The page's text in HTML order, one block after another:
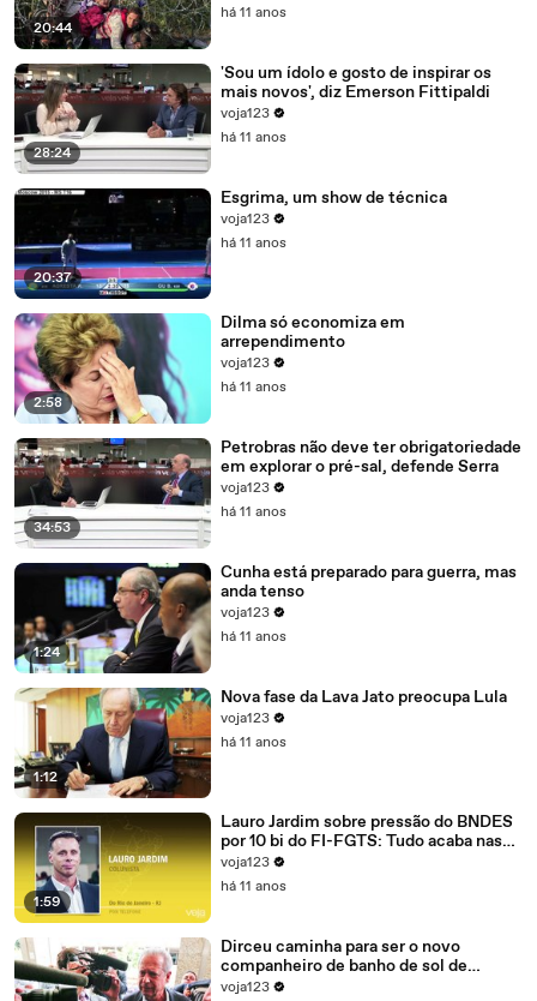
20:44
há 11 anos
28:24
'Sou um ídolo e gosto de inspirar os
mais novos', diz Emerson Fittipaldi
voja123
há 11 anos
20:37
Esgrima, um show de técnica
voja123
há 11 anos
2:58
Dilma só economiza em
arrependimento
voja123
há 11 anos
34:53
Petrobras não deve ter obrigatoriedade
em explorar o pré-sal, defende Serra
voja123
há 11 anos
1:24
Cunha está preparado para guerra, mas
anda tenso
voja123
há 11 anos
1:12
Nova fase da Lava Jato preocupa Lula
voja123
há 11 anos
1:59
Lauro Jardim sobre pressão do BNDES
por 10 bi do FI-FGTS: Tudo acaba nas
mãos de Cunha
voja123
há 11 anos
Dirceu caminha para ser o novo
companheiro de banho de sol de
Marcelo Odebrecht e Cia.
voja123